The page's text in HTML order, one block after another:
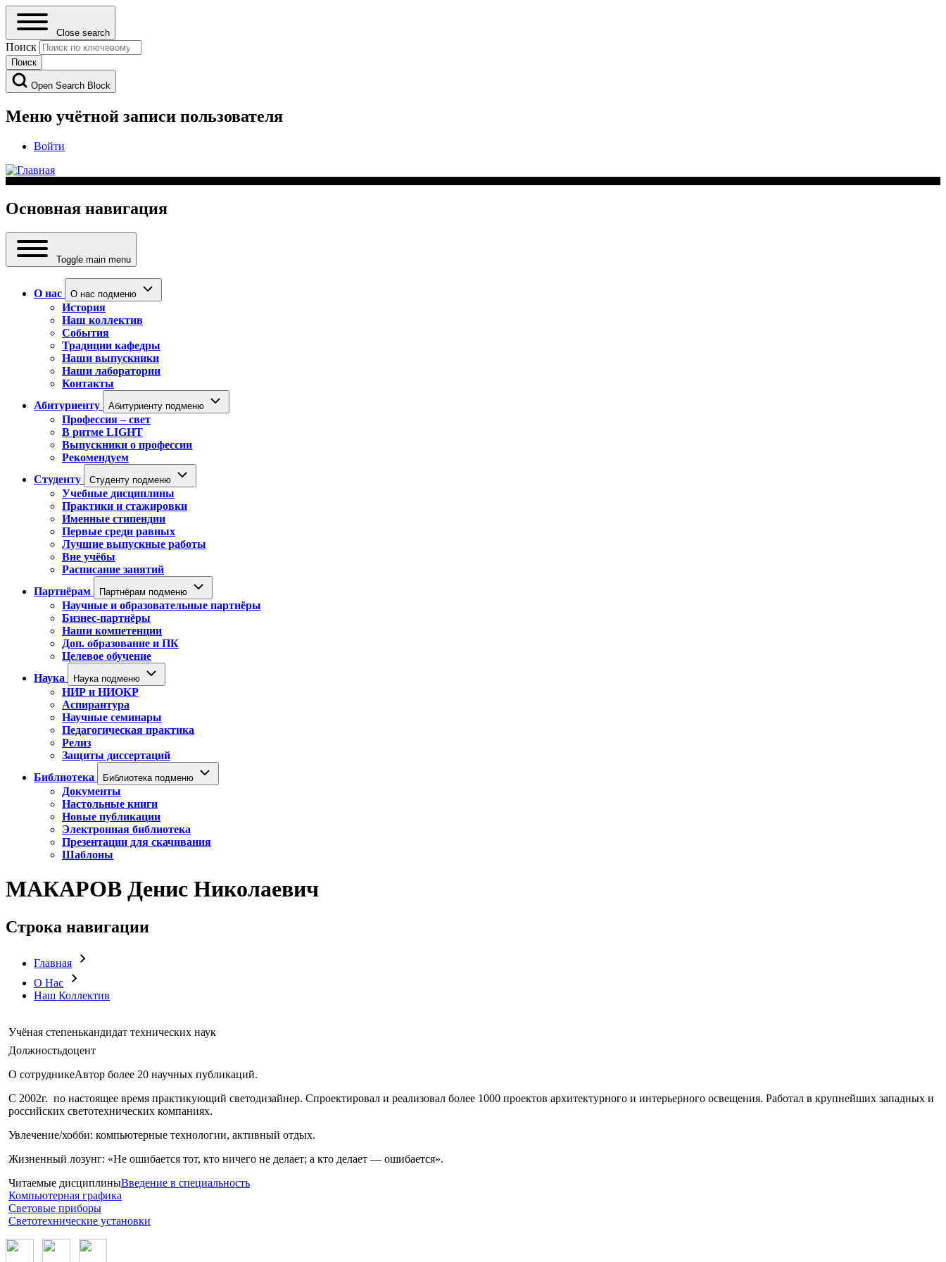
Close search
Поиск
Open Search Block
Меню учётной записи пользователя
Войти
Основная навигация
Toggle main menu
О нас О нас подменю
История
Наш коллектив
События
Традиции кафедры
Наши выпускники
Наши лаборатории
Контакты
Абитуриенту
Абитуриенту подменю
Профессия – свет
В ритме LIGHT
Выпускники о профессии
Рекомендуем
Студенту
Студенту подменю
Учебные дисциплины
Практики и стажировки
Именные стипендии
Первые среди равных
Лучшие выпускные работы
Вне учёбы
Расписание занятий
Партнёрам
Партнёрам подменю
Научные и образовательные партнёры
Бизнес-партнёры
Наши компетенции
Доп. образование и ПК
Целевое обучение
Наука
Наука подменю
НИР и НИОКР
Аспирантура
Научные семинары
Педагогическая практика
Релиз
Защиты диссертаций
Библиотека
Библиотека подменю
Документы
Настольные книги
Новые публикации
Электронная библиотека
Презентации для скачивания
Шаблоны
МАКАРОВ Денис Николаевич
Строка навигации
Главная
О Нас
Наш Коллектив
Учёная степенькандидат технических наук
Должностьдоцент
О сотрудникеАвтор более 20 научных публикаций.
С 2002г. по настоящее время практикующий светодизайнер. Спроектировал и реализовал более 1000 проектов архитектурного и интерьерного освещения. Работал в крупнейших западных и
российских светотехнических компаниях.
Увлечение/хобби: компьютерные технологии, активный отдых.
Жизненный лозунг: «Не ошибается тот, кто ничего не делает; а кто делает — ошибается».
Читаемые дисциплиныВведение в специальность
Компьютерная графика
Световые приборы
Светотехнические установки